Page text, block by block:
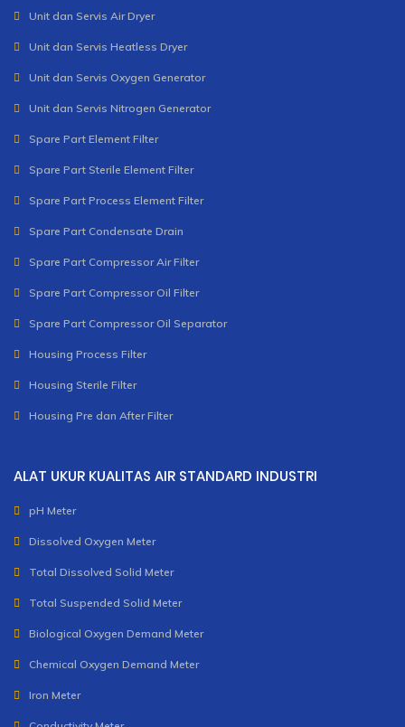
Unit dan Servis Air Dryer
Unit dan Servis Heatless Dryer
Unit dan Servis Oxygen Generator
Unit dan Servis Nitrogen Generator
Spare Part Element Filter
Spare Part Sterile Element Filter
Spare Part Process Element Filter
Spare Part Condensate Drain
Spare Part Compressor Air Filter
Spare Part Compressor Oil Filter
Spare Part Compressor Oil Separator
Housing Process Filter
Housing Sterile Filter
Housing Pre dan After Filter
ALAT UKUR KUALITAS AIR STANDARD INDUSTRI
pH Meter
Dissolved Oxygen Meter
Total Dissolved Solid Meter
Total Suspended Solid Meter
Biological Oxygen Demand Meter
Chemical Oxygen Demand Meter
Iron Meter